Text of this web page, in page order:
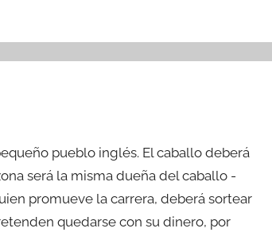
pueblo inglés. El caballo deberá
será la misma dueña del caballo -
promueve la carrera, deberá sortear
quedarse con su dinero, por